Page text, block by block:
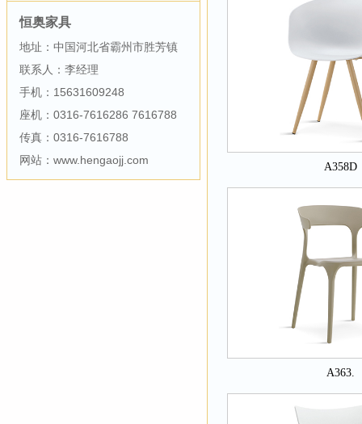
恒奥家具
地址：中国河北省霸州市胜芳镇
联系人：李经理
手机：15631609248
座机：0316-7616286 7616788
传真：0316-7616788
网站：www.hengaojj.com
A358D
A363.